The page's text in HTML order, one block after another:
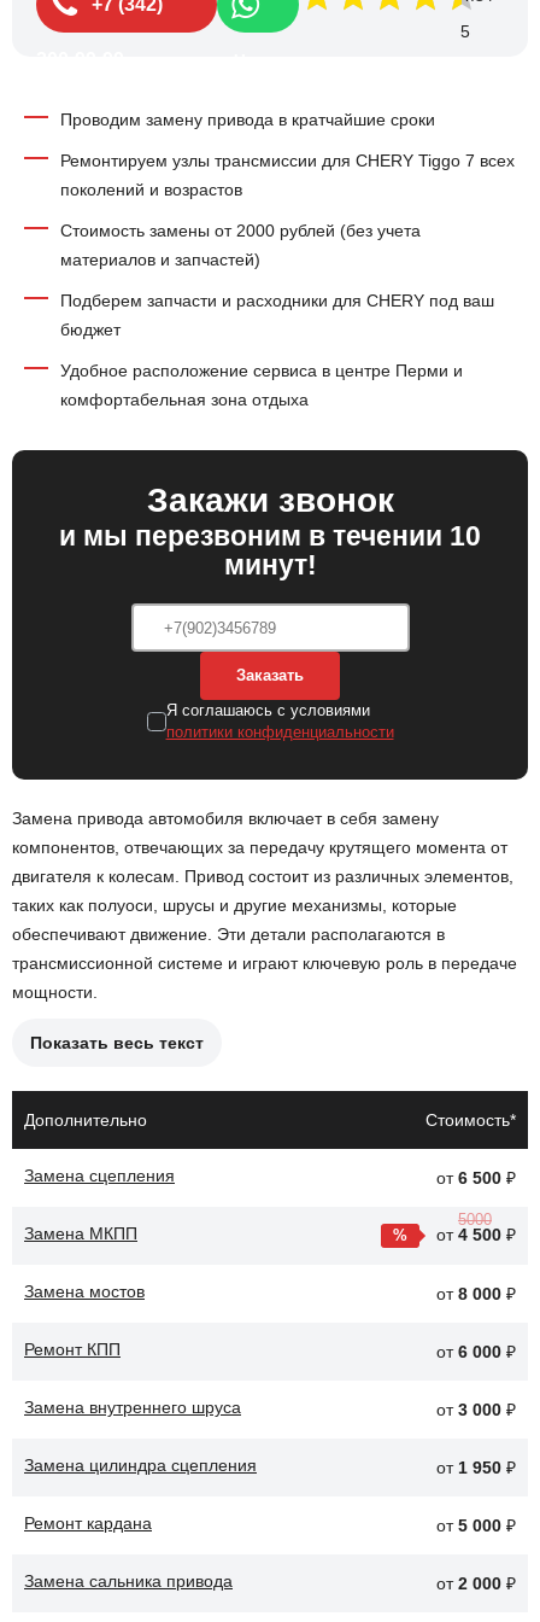
+7 (342)
Проводим замену привода в кратчайшие сроки
Ремонтируем узлы трансмиссии для CHERY Tiggo 7 всех
поколений и возрастов
Стоимость замены от 2000 рублей (без учета
материалов и запчастей)
Подберем запчасти и расходники для CHERY под ваш
бюджет
Удобное расположение сервиса в центре Перми и
комфортабельная зона отдыха
Закажи звонок
и мы перезвоним в течении 10
минут!
Заказать
Я соглашаюсь с условиями
политики конфиденциальности
Замена привода автомобиля включает в себя замену
компонентов, отвечающих за передачу крутящего момента от
двигателя к колесам. Привод состоит из различных элементов,
таких как полуоси, шрусы и другие механизмы, которые
обеспечивают движение. Эти детали располагаются в
трансмиссионной системе и играют ключевую роль в передаче
мощности.
Причины замены привода могут включать:
Износ шрусов, что приводит к стукам и вибрациям при
Повреждение полуосей, что может вызвать утечку масла
Коррозия и механические повреждения, которые могут
мощности и стабильность на дороге CHERY Tiggo 7. Это также
способствует увеличению срока службы автомобиля.
Показать весь текст
Дополнительно Стоимость*
Замена сцепления от6 500 ₽
Замена МКПП от
5000
4 500 ₽
Замена мостов от8 000 ₽
Ремонт КПП от6 000 ₽
Замена внутреннего шруса от3 000 ₽
Замена цилиндра сцепления от 1 950 ₽
Ремонт кардана от5 000 ₽
Замена сальника привода от2 000 ₽